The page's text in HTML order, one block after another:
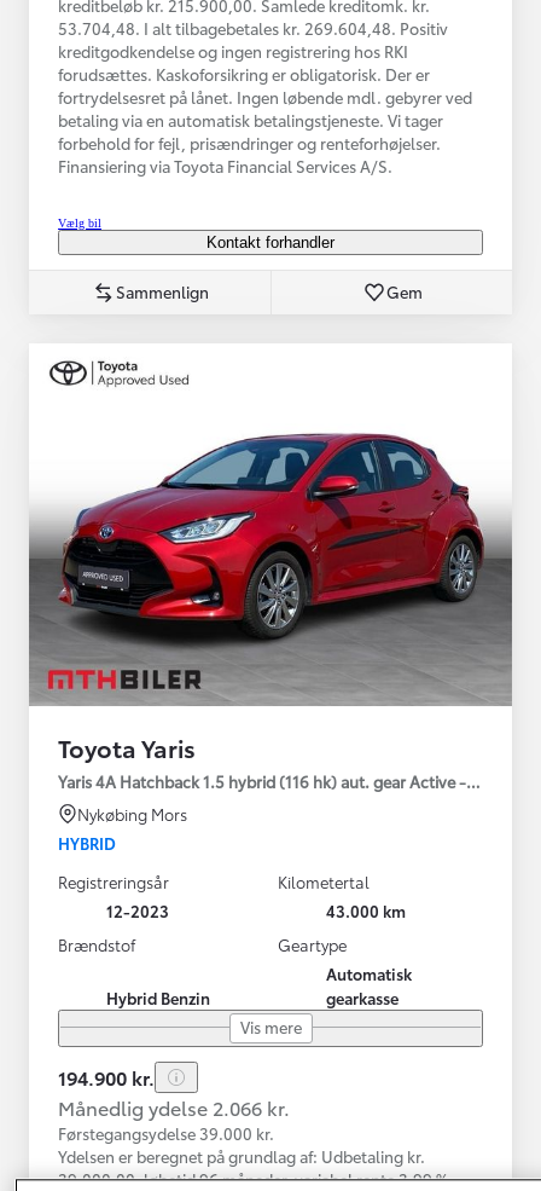
53.704,48. I alt tilbagebetales kr. 269.604,48. Positiv
kreditgodkendelse og ingen registrering hos RKI
forudsættes. Kaskoforsikring er obligatorisk. Der er
fortrydelsesret på lånet. Ingen løbende mdl. gebyrer ved
betaling via en automatisk betalingstjeneste. Vi tager
forbehold for fejl, prisændringer og renteforhøjelser.
Finansiering via Toyota Financial Services A/S.
Vælg bil
Kontakt forhandler
Sammenlign Gem
Toyota Yaris
Yaris 4A Hatchback 1.5 hybrid (116 hk) aut. gear Active -
Nykøbing Mors
HYBRID
Registreringsår
12-2023
Kilometertal
43.000 km
Brændstof
Hybrid Benzin
Geartype
Automatisk
gearkasse
Vis mere
194.900 kr.
Månedlig ydelse 2.066 kr.
Førstegangsydelse 39.000 kr.
Ydelsen er beregnet på grundlag af: Udbetaling kr.
39.000,00, løbetid 96 måneder, variabel rente 3,99 %,